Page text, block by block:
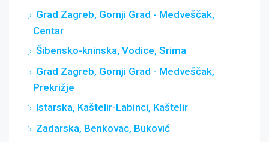
Grad Zagreb, Gornji Grad - Medveščak,
Centar
Šibensko-kninska, Vodice, Srima
Grad Zagreb, Gornji Grad - Medveščak,
Prekrižje
Istarska, Kaštelir-Labinci, Kaštelir
Zadarska, Benkovac, Buković